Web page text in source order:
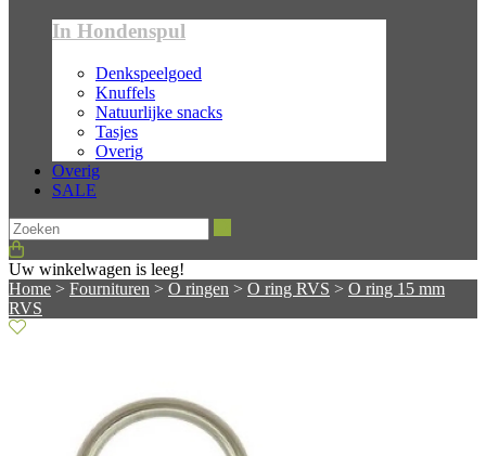
In Hondenspul
Denkspeelgoed
Knuffels
Natuurlijke snacks
Tasjes
Overig
Overig
SALE
Uw winkelwagen is leeg!
Home > Fournituren > O ringen > O ring RVS > O ring 15 mm
RVS